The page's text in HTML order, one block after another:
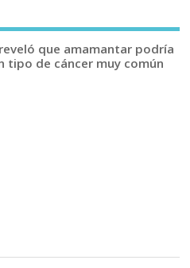
que amamantar podría
tipo de cáncer muy común